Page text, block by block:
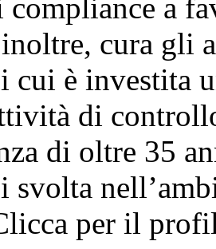
a
cura gli
cui è investita
di
di oltre 35
svolta
per il